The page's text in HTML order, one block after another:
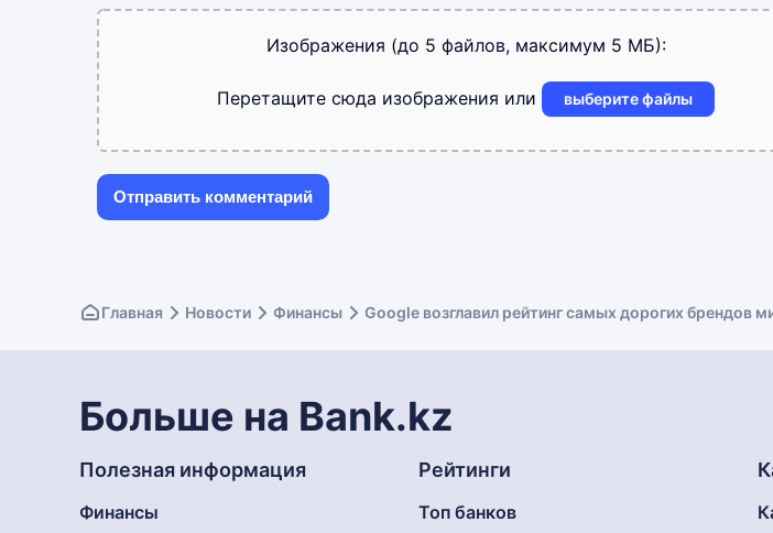
Изображения (до 5 файлов, максимум 5 МБ):
Перетащите сюда изображения или выберите файлы
Главная Новости Финансы Google возглавил рейтинг самых дорогих брендов
Больше на Bank.kz
Полезная информация
Финансы
Рейтинги
Топ банков